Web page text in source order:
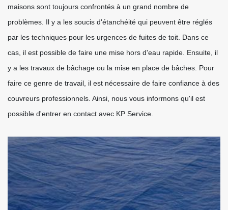
maisons sont toujours confrontés à un grand nombre de
problèmes. Il y a les soucis d'étanchéité qui peuvent être réglés
par les techniques pour les urgences de fuites de toit. Dans ce
cas, il est possible de faire une mise hors d'eau rapide. Ensuite, il
y a les travaux de bâchage ou la mise en place de bâches. Pour
faire ce genre de travail, il est nécessaire de faire confiance à des
couvreurs professionnels. Ainsi, nous vous informons qu'il est
possible d'entrer en contact avec KP Service.